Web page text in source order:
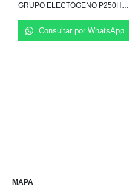
GRUPO ELECTÓGENO P250H E2
Consultar por WhatsApp
MAPA